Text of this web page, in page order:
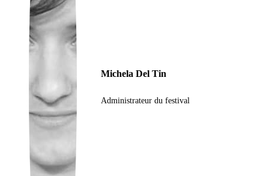
Michela Del Tin
Administrateur du festival